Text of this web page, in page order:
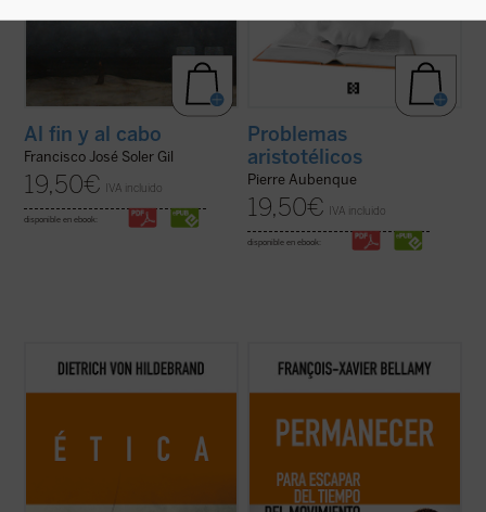
Al fin y al cabo
Francisco José Soler Gil
19,50€ IVA incluido
disponible en ebook:
Problemas
aristotélicos
Pierre Aubenque
19,50€ IVA incluido
disponible en ebook:
Este libro es ya un clásico de la filosofía
moral contemporánea. Grandioso en la
cotidiana, una descripción global de ...
Bellamy nos presenta un elogio de la
permanencia exponiendo las
hasta aquí, el autor nos anima a
detenernos, a disfrutar ... (ver ficha)